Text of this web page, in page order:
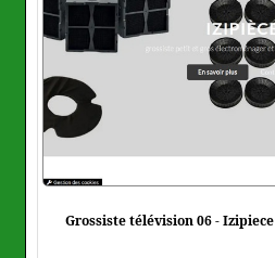
Grossiste télévision 06 - Izipiece